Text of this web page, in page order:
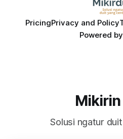
PricingPrivacy and Policy
Powered by
Solusi ngatur